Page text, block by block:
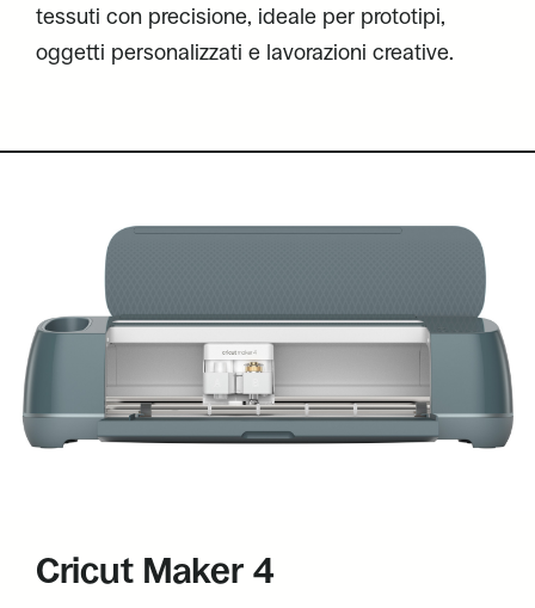
tessuti con precisione, ideale per prototipi,
oggetti personalizzati e lavorazioni creative.
Cricut Maker 4